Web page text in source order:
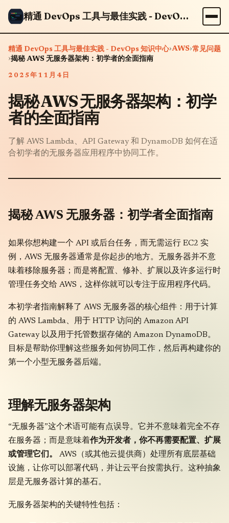
精通 DevOps 工具与最佳实践 - DevOps 知识中心
精通 DevOps 工具与最佳实践 - DevOps 知识中心›AWS›常见问题
›揭秘 AWS 无服务器架构：初学者的全面指南
2025年11月4日
揭秘 AWS 无服务器架构：初学
者的全面指南
了解 AWS Lambda、API Gateway 和 DynamoDB 如何在适
合初学者的无服务器应用程序中协同工作。
揭秘 AWS 无服务器：初学者全面指南
如果你想构建一个 API 或后台任务，而无需运行 EC2 实
例，AWS 无服务器通常是你起步的地方。无服务器并不意
味着移除服务器；而是将配置、修补、扩展以及许多运行时
管理任务交给 AWS，这样你就可以专注于应用程序代码。
本初学者指南解释了 AWS 无服务器的核心组件：用于计算
的 AWS Lambda、用于 HTTP 访问的 Amazon API
Gateway 以及用于托管数据存储的 Amazon DynamoDB。
目标是帮助你理解这些服务如何协同工作，然后再构建你的
第一个小型无服务器后端。
理解无服务器架构
“无服务器”这个术语可能有点误导。它并不意味着完全不存
在服务器；而是意味着作为开发者，你不再需要配置、扩展
或管理它们。
AWS（或其他云提供商）处理所有底层基础
设施，让你可以部署代码，并让云平台按需执行。这种抽象
层是无服务器计算的基石。
无服务器架构的关键特性包括：